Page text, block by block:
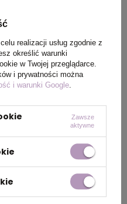
x 30 cm
realizacji usług zgodnie z
określić warunki
w Twojej przeglądarce.
i prywatności można
i warunki Google
Zawsze
aktywne